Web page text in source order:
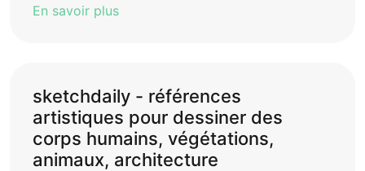
En savoir plus
sketchdaily - références
artistiques pour dessiner des
corps humains, végétations,
animaux, architecture